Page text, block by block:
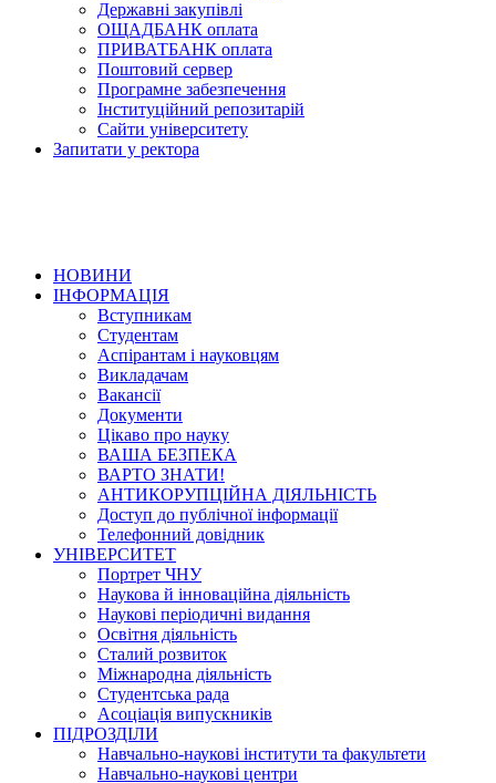
Державні закупівлі
ОЩАДБАНК оплата
ПРИВАТБАНК оплата
Поштовий сервер
Програмне забезпечення
Інституційний репозитарій
Сайти університету
Запитати у ректора
НОВИНИ
ІНФОРМАЦІЯ
Вступникам
Студентам
Аспірантам і науковцям
Викладачам
Вакансії
Документи
Цікаво про науку
ВАША БЕЗПЕКА
ВАРТО ЗНАТИ!
АНТИКОРУПЦІЙНА ДІЯЛЬНІСТЬ
Доступ до публічної інформації
Телефонний довідник
УНІВЕРСИТЕТ
Портрет ЧНУ
Наукова й інноваційна діяльність
Наукові періодичні видання
Освітня діяльність
Сталий розвиток
Міжнародна діяльність
Студентська рада
Асоціація випускників
ПІДРОЗДІЛИ
Навчально-наукові інститути та факультети
Навчально-наукові центри